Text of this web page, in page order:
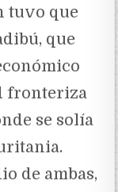
tuvo que
que
fronteriza
se solía
de ambas,